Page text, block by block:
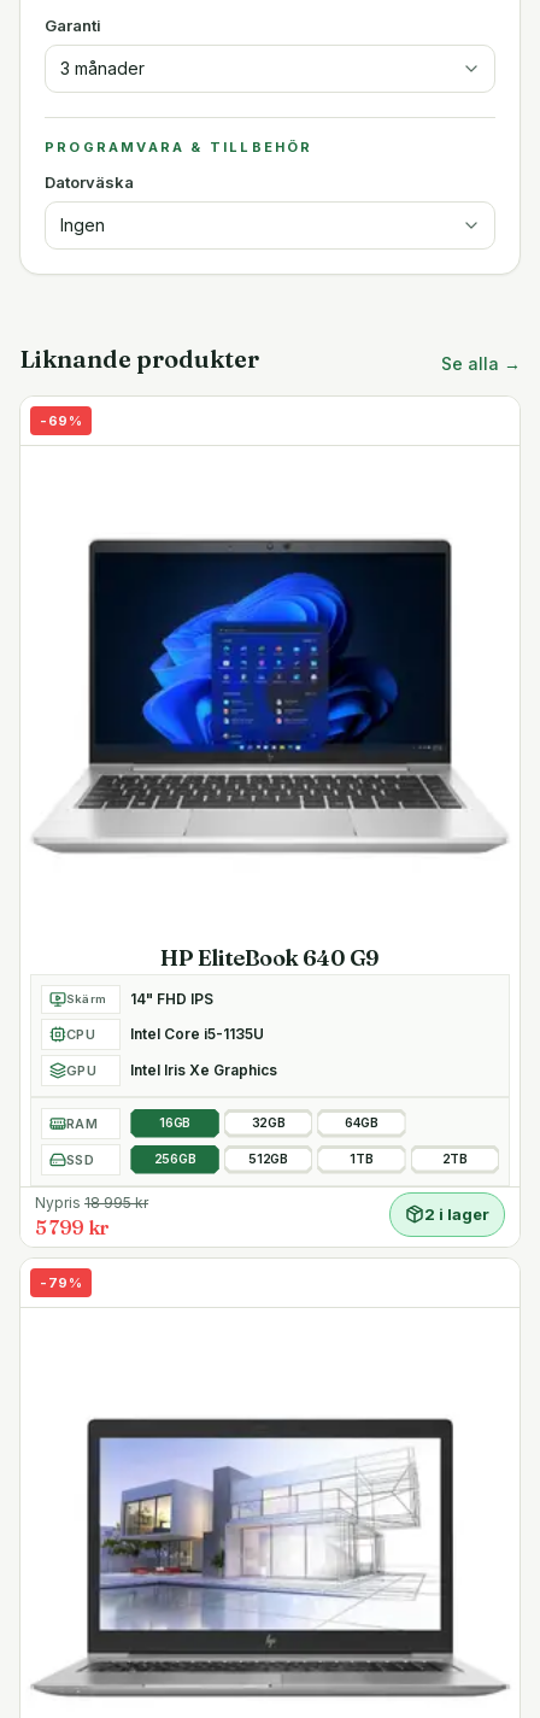
Garanti
3 månader
PROGRAMVARA & TILLBEHÖR
Datorväska
Ingen
Liknande produkter Se alla →
- 69 %
HP EliteBook 640 G9
Skärm 14" FHD IPS
CPU Intel Core i5-1135U
GPU Intel Iris Xe Graphics
RAM 16GB 32GB 64GB
SSD 256GB 512GB 1TB 2TB
Nypris 18 995kr
5 799 kr
2 i lager
- 79 %